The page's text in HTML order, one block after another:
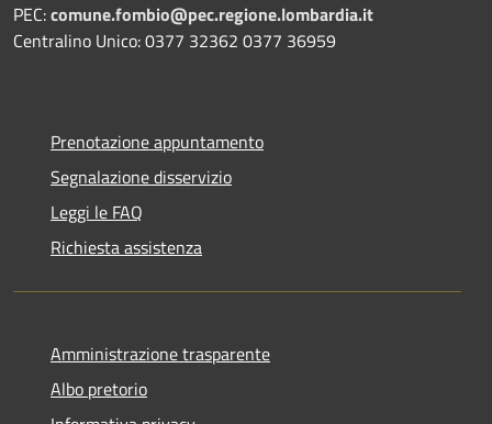
PEC:comune.fombio@pec.regione.lombardia.it
Centralino Unico: 0377 32362 0377 36959
Prenotazione appuntamento
Segnalazione disservizio
Leggi le FAQ
Richiesta assistenza
Amministrazione trasparente
Albo pretorio